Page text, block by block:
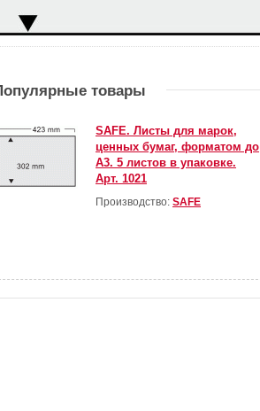
товары
SAFE. Листы для марок,
ценных бумаг, форматом до
А3. 5 листов в упаковке.
Арт. 1021
Производство: SAFE